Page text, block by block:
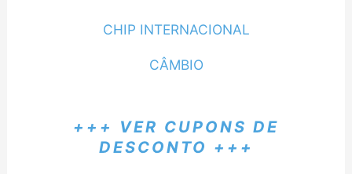
CHIP INTERNACIONAL
CÂMBIO
+++ VER CUPONS DE
DESCONTO +++